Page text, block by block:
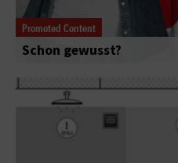
Promoted Content
Schon gewusst?